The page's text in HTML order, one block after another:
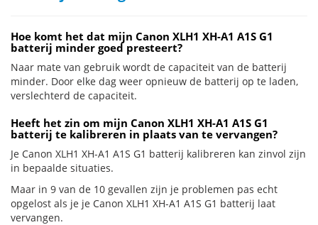
Hoe komt het dat mijn Canon XLH1 XH-A1 A1S G1
batterij minder goed presteert?
Naar mate van gebruik wordt de capaciteit van de batterij
minder. Door elke dag weer opnieuw de batterij op te laden,
verslechterd de capaciteit.
Heeft het zin om mijn Canon XLH1 XH-A1 A1S G1
batterij te kalibreren in plaats van te vervangen?
Je Canon XLH1 XH-A1 A1S G1 batterij kalibreren kan zinvol zijn
in bepaalde situaties.
Maar in 9 van de 10 gevallen zijn je problemen pas echt
opgelost als je je Canon XLH1 XH-A1 A1S G1 batterij laat
vervangen.